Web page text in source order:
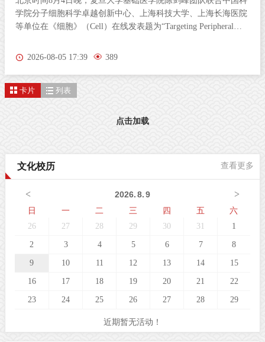
学院分子细胞科学卓越创新中心、上海科技大学、上海长海医院
等单位在《细胞》（Cell）在线发表题为“Targeting Peripheral
向外周5-HT2AR增强结直肠癌抗肿瘤免疫）”的研究论文。这项
5-HT2AR，能够开启肠道神经与免疫细胞之间的“神秘对话”，唤
升结直肠癌的治疗效果。该发现为结直肠癌的临床治疗提供了新
疫检查点抑制剂在肿瘤治疗方面表现突出。然而，85%以上的
CRC病人属于微卫星稳定型（MSS）“冷肿瘤”，其肿瘤微环境中
应。这一困境，已成为临床治疗的主
2026-08-05 17:39 389
卡片 列表
点击加载
文化校历 查看更多
< >
2026.8.9
日
一 二 三 四 五 六
26 27 28 29 30 31 1
2 3 4 5 6 7 8
9 10 11 12 13 14 15
16 17 18 19 20 21 22
23 24 25 26 27 28 29
近期暂无活动！